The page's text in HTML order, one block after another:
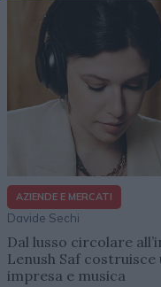
AZIENDE E MERCATI
Davide Sechi
Dal lusso circolare
Lenush Saf
impresa e musica